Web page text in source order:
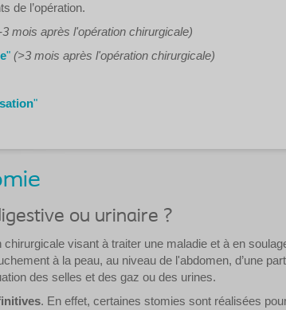
de l’opération.
3 mois après l'opération chirurgicale)
" (>3 mois après l'opération chirurgicale)
"
ou urinaire ?
visant à traiter une maladie et à en
à la peau, au niveau de l'abdomen, d’une
des selles et des gaz ou des urines.
. En effet, certaines stomies sont réalisées